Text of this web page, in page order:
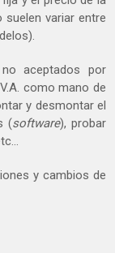
variar entre
aceptados por
como mano de
y desmontar el
(software), probar
y cambios de